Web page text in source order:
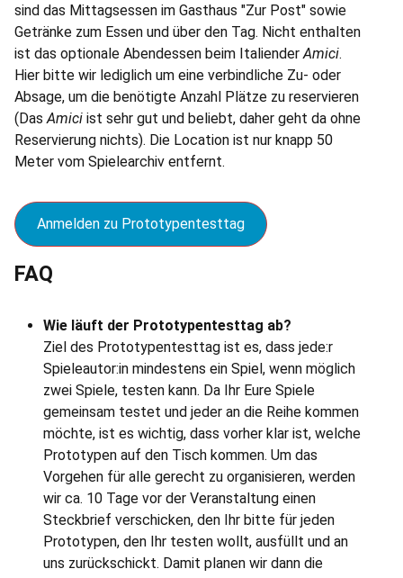
sind das Mittagsessen im Gasthaus "Zur Post" sowie
Getränke zum Essen und über den Tag. Nicht enthalten
ist das optionale Abendessen beim ItalienderAmici.
Hier bitte wir lediglich um eine verbindliche Zu- oder
Absage, um die benötigte Anzahl Plätze zu reservieren
(DasAmici ist sehr gut und beliebt, daher geht da ohne
Reservierung nichts). Die Location ist nur knapp 50
Meter vom Spielearchiv entfernt.
Anmelden zu Prototypentesttag
FAQ
Wie läuft der Prototypentesttag ab?
Ziel des Prototypentesttag ist es, dass jede:r
Spieleautor:in mindestens ein Spiel, wenn möglich
zwei Spiele, testen kann. Da Ihr Eure Spiele
gemeinsam testet und jeder an die Reihe kommen
möchte, ist es wichtig, dass vorher klar ist, welche
Prototypen auf den Tisch kommen. Um das
Vorgehen für alle gerecht zu organisieren, werden
wir ca. 10 Tage vor der Veranstaltung einen
Steckbrief verschicken, den Ihr bitte für jeden
Prototypen, den Ihr testen wollt, ausfüllt und an
uns zurückschickt. Damit planen wir dann die